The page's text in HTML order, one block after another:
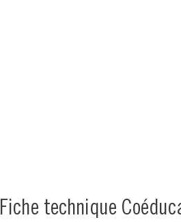
Fiche technique